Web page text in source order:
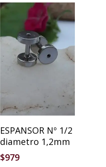
ESPANSOR Nº 1/2
diametro 1,2mm
$979